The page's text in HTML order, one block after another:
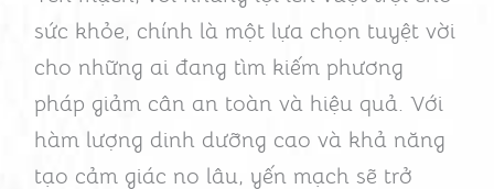
sức khỏe, chính là một lựa chọn tuyệt vời
cho những ai đang tìm kiếm phương
pháp giảm cân an toàn và hiệu quả. Với
hàm lượng dinh dưỡng cao và khả năng
tạo cảm giác no lâu, yến mạch sẽ trở